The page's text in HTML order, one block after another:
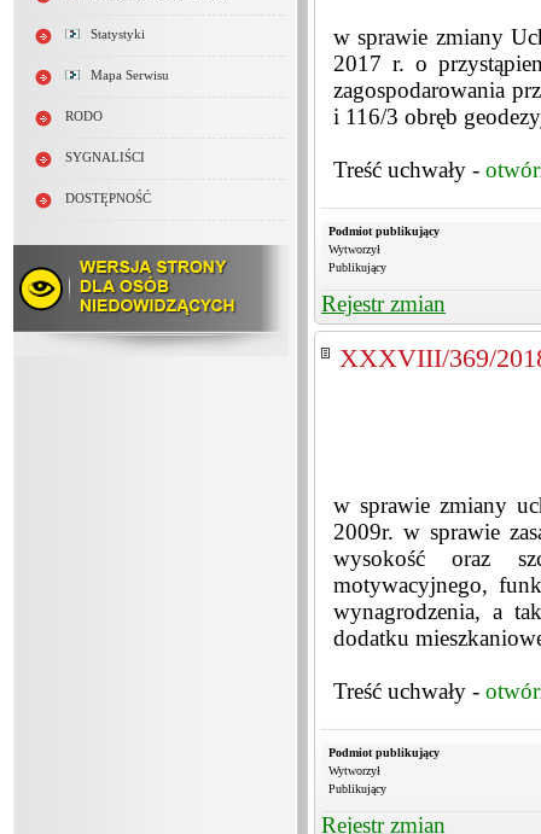
Statystyki
Mapa Serwisu
RODO
SYGNALIŚCI
DOSTĘPNOŚĆ
w sprawie zmiany
2017 r. o
zagospodarowania
i 116/3 obręb
Treść uchwały -
Podmiot publikujący
Wytworzył
Publikujący
Rejestr zmian
XXXVIII/369/
w sprawie zmiany
2009r. w sprawie
wysokość oraz
motywacyjnego,
wynagrodzenia, a
dodatku
Treść uchwały -
Podmiot publikujący
Wytworzył
Publikujący
Rejestr zmian